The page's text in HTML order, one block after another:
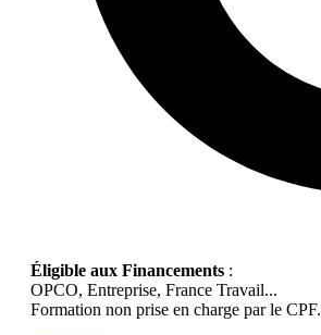
Éligible aux Financements :
OPCO, Entreprise, France Travail...
Formation non prise en charge par le CPF.